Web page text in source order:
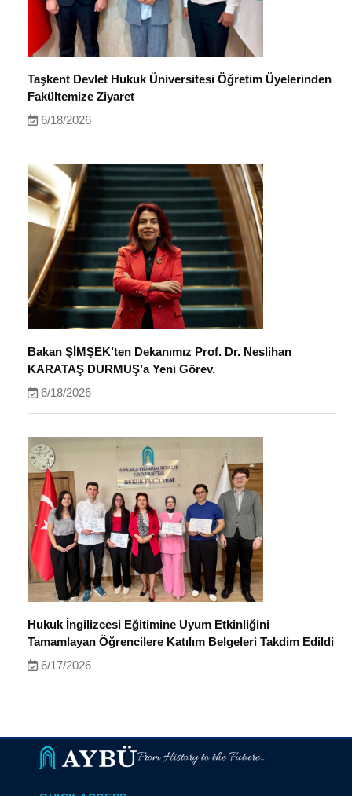
Taşkent Devlet Hukuk Üniversitesi Öğretim Üyelerinden
Fakültemize Ziyaret
6/18/2026
Bakan ŞİMŞEK’ten Dekanımız Prof. Dr. Neslihan
KARATAŞ DURMUŞ’a Yeni Görev.
6/18/2026
Hukuk İngilizcesi Eğitimine Uyum Etkinliğini
Tamamlayan Öğrencilere Katılım Belgeleri Takdim Edildi
6/17/2026
From History to the Future...